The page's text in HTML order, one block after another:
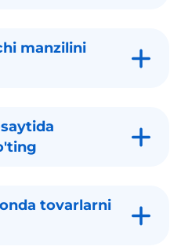
manzilini
tovarlarni